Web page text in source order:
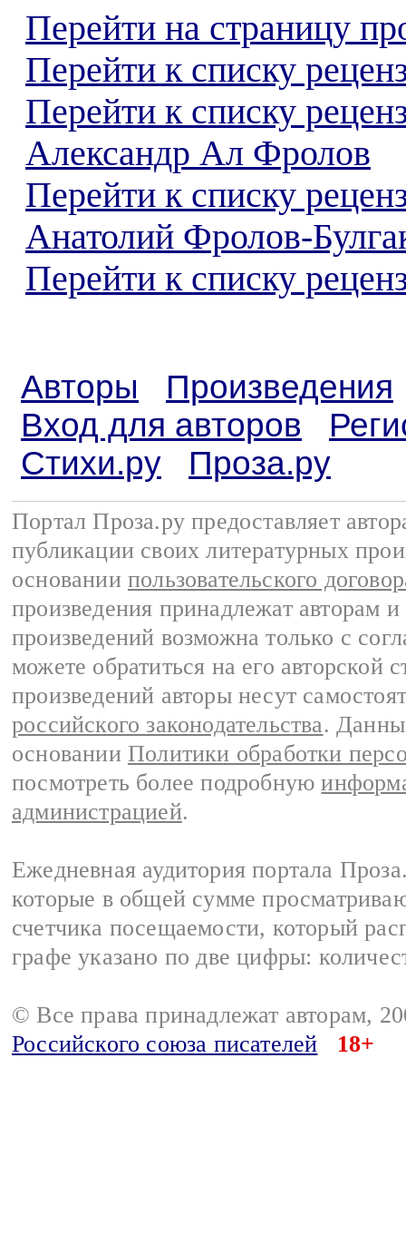
Перейти на страницу
Перейти к списку
Перейти к списку
Александр Ал Фролов
Перейти к списку
Анатолий Фролов-
Перейти к списку
Авторы
Произведения
Вход для авторов
Стихи.ру
Проза.ру
Портал Проза.ру предоставляет
публикации своих литературных
основании пользовательского
произведения принадлежат авторам
произведений возможна только с
можете обратиться на его авторской
произведений авторы несут
российского законодательства.
основании Политики обработки
посмотреть более подробную
администрацией.
Ежедневная аудитория портала
которые в общей сумме
счетчика посещаемости, который
графе указано по две цифры:
© Все права принадлежат авторам,
Российского союза писателей
18+